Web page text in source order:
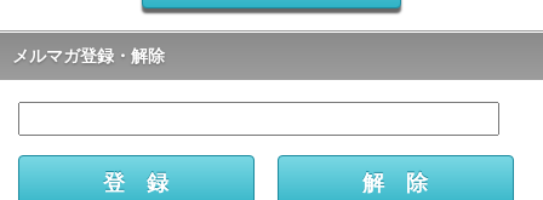
メルマガ登録・解除